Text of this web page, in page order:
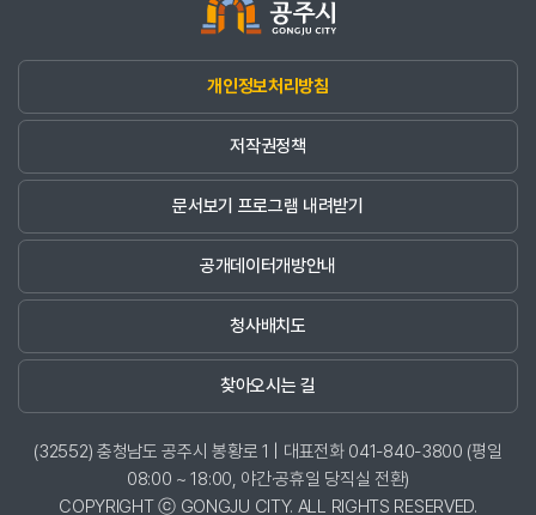
개인정보처리방침
저작권정책
문서보기 프로그램 내려받기
공개데이터개방안내
청사배치도
찾아오시는 길
(32552) 충청남도 공주시 봉황로 1 | 대표전화 041-840-3800 (평일
08:00 ~ 18:00, 야간·공휴일 당직실 전환)
COPYRIGHT ⓒ GONGJU CITY. ALL RIGHTS RESERVED.